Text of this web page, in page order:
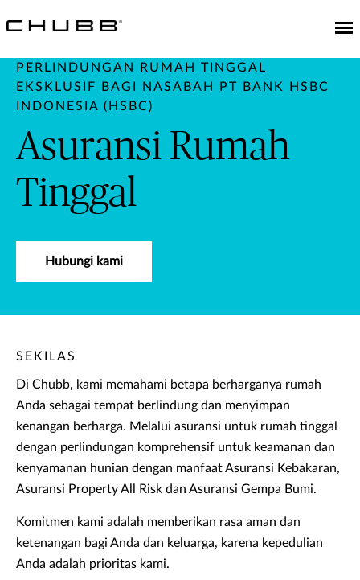
PERLINDUNGAN RUMAH TINGGAL
EKSKLUSIF BAGI NASABAH PT BANK HSBC
INDONESIA (HSBC)
Asuransi Rumah
Tinggal
Hubungi kami
SEKILAS
Di Chubb, kami memahami betapa berharganya rumah
Anda sebagai tempat berlindung dan menyimpan
kenangan berharga. Melalui asuransi untuk rumah tinggal
dengan perlindungan komprehensif untuk keamanan dan
kenyamanan hunian dengan manfaat Asuransi Kebakaran,
Asuransi Property All Risk dan Asuransi Gempa Bumi.
Komitmen kami adalah memberikan rasa aman dan
ketenangan bagi Anda dan keluarga, karena kepedulian
Anda adalah prioritas kami.